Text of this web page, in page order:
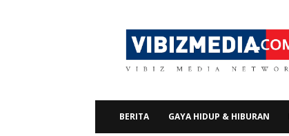
Vibizmedia.com
BERITA GAYA HIDUP & HIBURAN